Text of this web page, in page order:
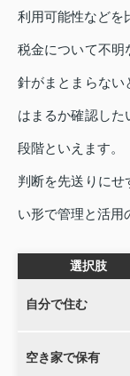
利用可能性などを
税金について不明
針がまとまらない
はまるか確認した
段階といえます。
判断を先送りにせ
い形で管理と活用
選択肢
自分で住む
空き家で保有